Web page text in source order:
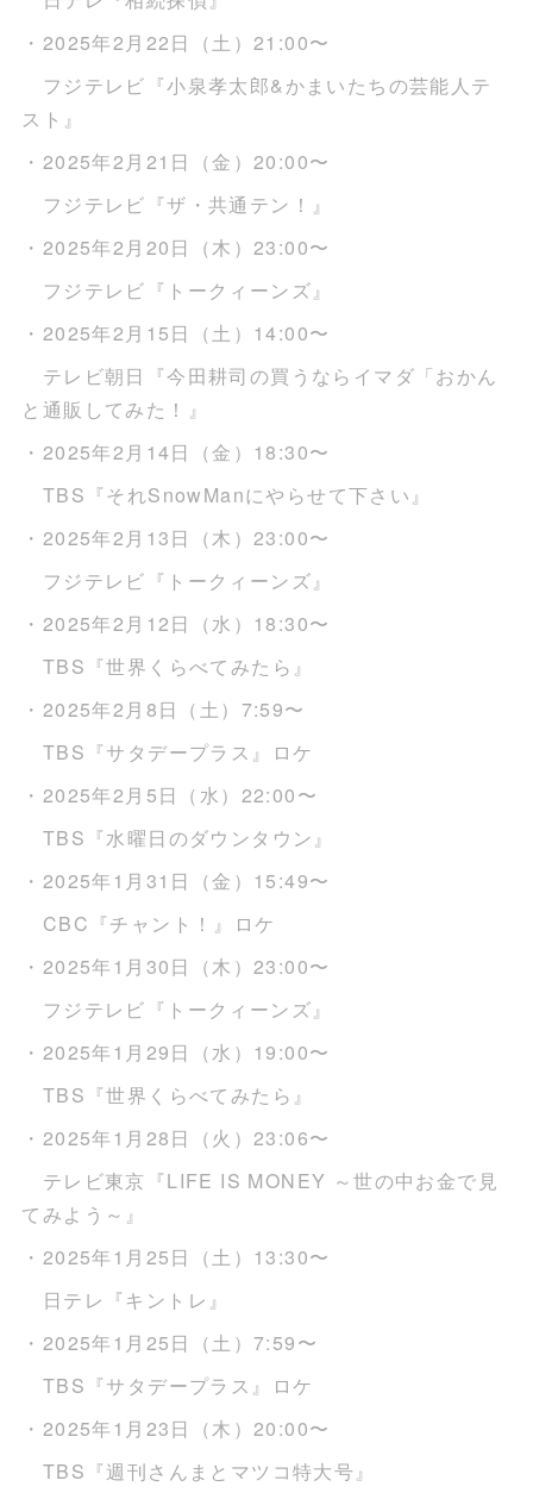
・2025年2月22日（土）21:00〜
フジテレビ『小泉孝太郎&かまいたちの芸能人テ
スト』
・2025年2月21日（金）20:00〜
フジテレビ『ザ・共通テン！』
・2025年2月20日（木）23:00〜
フジテレビ『トークィーンズ』
・2025年2月15日（土）14:00〜
テレビ朝日『今田耕司の買うならイマダ「おかん
と通販してみた！』
・2025年2月14日（金）18:30〜
TBS『それSnowManにやらせて下さい』
・2025年2月13日（木）23:00〜
フジテレビ『トークィーンズ』
・2025年2月12日（水）18:30〜
TBS『世界くらべてみたら』
・2025年2月8日（土）7:59〜
TBS『サタデープラス』ロケ
・2025年2月5日（水）22:00〜
TBS『水曜日のダウンタウン』
・2025年1月31日（金）15:49〜
CBC『チャント！』ロケ
・2025年1月30日（木）23:00〜
フジテレビ『トークィーンズ』
・2025年1月29日（水）19:00〜
TBS『世界くらべてみたら』
・2025年1月28日（火）23:06〜
テレビ東京『LIFE IS MONEY ～世の中お金で見
てみよう～』
・2025年1月25日（土）13:30〜
日テレ『キントレ』
・2025年1月25日（土）7:59〜
TBS『サタデープラス』ロケ
・2025年1月23日（木）20:00〜
TBS『週刊さんまとマツコ特大号』